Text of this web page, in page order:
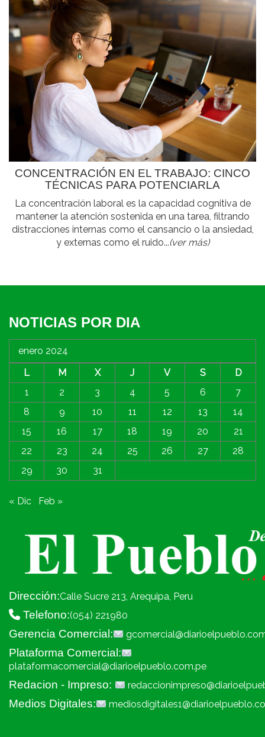
CONCENTRACIÓN EN EL TRABAJO: CINCO
TÉCNICAS PARA POTENCIARLA
La concentración laboral es la capacidad cognitiva de
mantener la atención sostenida en una tarea, filtrando
distracciones internas como el cansancio o la ansiedad,
y externas como el ruido...(ver más)
NOTICIAS POR DIA
enero 2024
L
M X J V S
D
1
2 3 4 5 6
7
8
9 10 11 12 13
14
15
16 17 18 19 20
21
22
23 24 25 26 27
28
29
30 31
« Dic Feb »
Dirección:Calle Sucre 213, Arequipa, Peru
Telefono:(054) 221980
Gerencia Comercial:
Plataforma Comercial:
plataformacomercial@diarioelpueblo.com.pe
Redacion - Impreso:
Medios Digitales: